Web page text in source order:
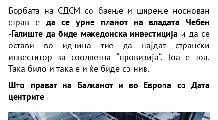
Борбата на СДСМ со баење и ширење носнован
страв е да се урне планот на владата Чебен
-Галиште да биде македонска инвестиција и да се
остави во иднина тие да најдат странски
инвеститор за соодветна “провизија“. Тоа е тоа.
Така било и така е и ќе биде со нив.
Што прават на Балканот и во Европа со Дата
центрите